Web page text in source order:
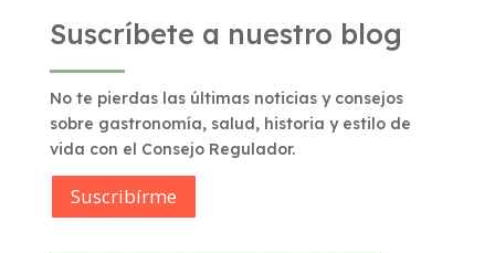
Suscríbete a nuestro blog
No te pierdas las últimas noticias y consejos
sobre gastronomía, salud, historia y estilo de
vida con el Consejo Regulador.
Suscribírme